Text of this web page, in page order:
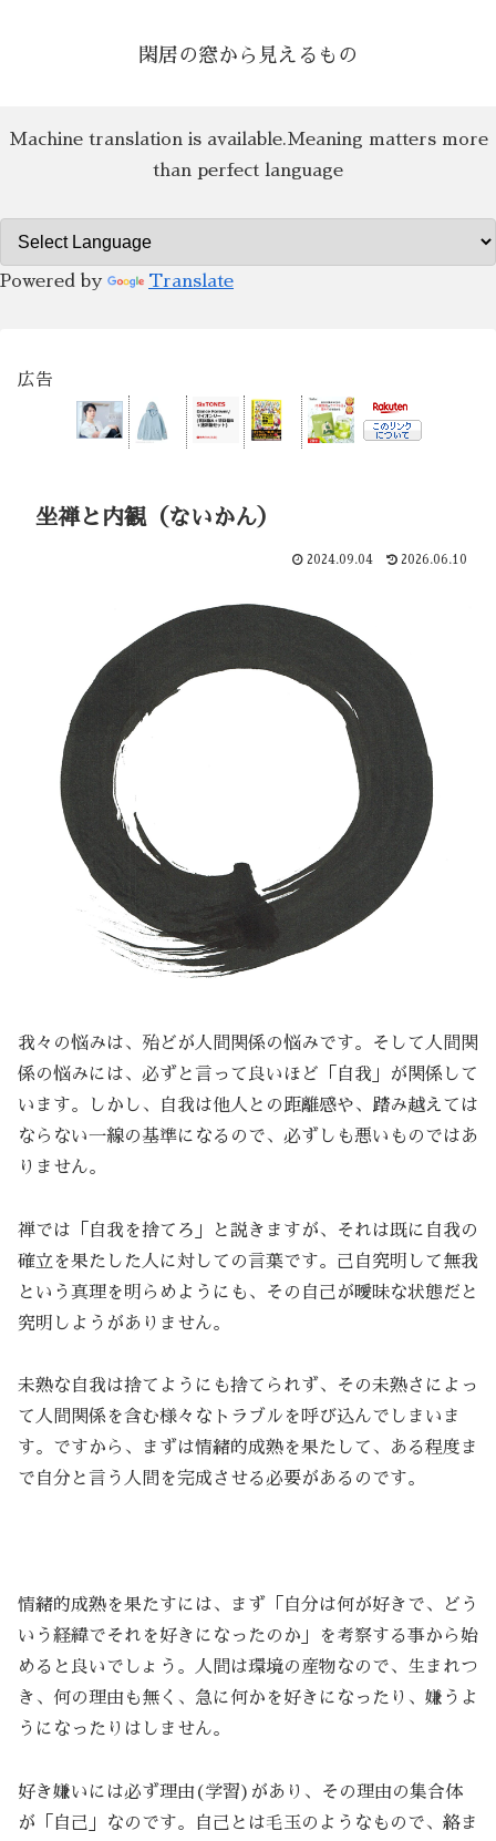
閑居の窓から見えるもの
Machine translation is available.Meaning matters more
than perfect language
Powered by Translate
広告
坐禅と内観（ないかん）
2024.09.04 2026.06.10
我々の悩みは、殆どが人間関係の悩みです。そして人間関
係の悩みには、必ずと言って良いほど「自我」が関係して
います。しかし、自我は他人との距離感や、踏み越えては
ならない一線の基準になるので、必ずしも悪いものではあ
りません。
禅では「自我を捨てろ」と説きますが、それは既に自我の
確立を果たした人に対しての言葉です。己自究明して無我
という真理を明らめようにも、その自己が曖昧な状態だと
究明しようがありません。
未熟な自我は捨てようにも捨てられず、その未熟さによっ
て人間関係を含む様々なトラブルを呼び込んでしまいま
す。ですから、まずは情緒的成熟を果たして、ある程度ま
で自分と言う人間を完成させる必要があるのです。
情緒的成熟を果たすには、まず「自分は何が好きで、どう
いう経緯でそれを好きになったのか」を考察する事から始
めると良いでしょう。人間は環境の産物なので、生まれつ
き、何の理由も無く、急に何かを好きになったり、嫌うよ
うになったりはしません。
好き嫌いには必ず理由(学習)があり、その理由の集合体
が「自己」なのです。自己とは毛玉のようなもので、絡ま